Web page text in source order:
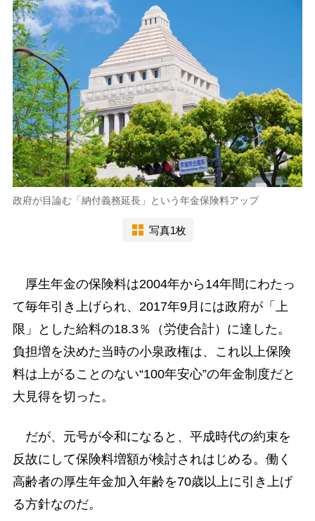
政府が目論む「納付義務延長」という年金保険料アップ
写真1枚
厚生年金の保険料は2004年から14年間にわたっ
て毎年引き上げられ、2017年9月には政府が「上
限」とした給料の18.3％（労使合計）に達した。
負担増を決めた当時の小泉政権は、これ以上保険
料は上がることのない“100年安心”の年金制度だと
大見得を切った。
だが、元号が令和になると、平成時代の約束を
反故にして保険料増額が検討されはじめる。働く
高齢者の厚生年金加入年齢を70歳以上に引き上げ
る方針なのだ。